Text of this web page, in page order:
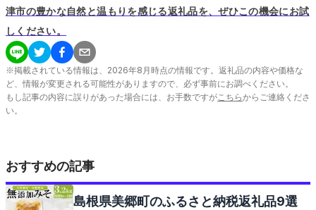
津市の豊かな自然と温もりを感じる返礼品を、ぜひこの機会にお試
しください。
※掲載されている情報は、 2026年8 月時点の情報です。返礼品の内容や価格な
ど、情報が変更される可能性がありますので、必ず事前にお調べください。
もし記事の内容に誤りがあった場合には、お手数ですがこちらからご連絡くださ
い。
おすすめの記事
島根県美郷町のふるさと納税返礼品9選